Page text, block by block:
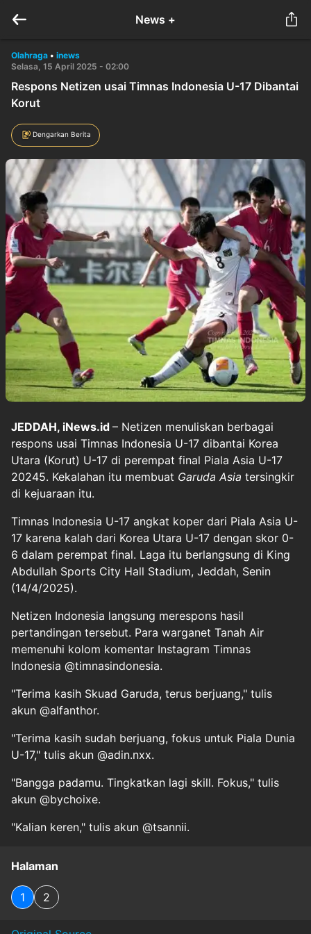
News +
Olahraga • inews
Selasa, 15 April 2025 - 02:00
Respons Netizen usai Timnas Indonesia U-17 Dibantai
Korut
Dengarkan Berita
JEDDAH, iNews.id – Netizen menuliskan berbagai
respons usai Timnas Indonesia U-17 dibantai Korea
Utara (Korut) U-17 di perempat final Piala Asia U-17
20245. Kekalahan itu membuat Garuda Asia tersingkir
di kejuaraan itu.
Timnas Indonesia U-17 angkat koper dari Piala Asia U-
17 karena kalah dari Korea Utara U-17 dengan skor 0-
6 dalam perempat final. Laga itu berlangsung di King
Abdullah Sports City Hall Stadium, Jeddah, Senin
(14/4/2025).
Netizen Indonesia langsung merespons hasil
pertandingan tersebut. Para warganet Tanah Air
memenuhi kolom komentar Instagram Timnas
Indonesia @timnasindonesia.
"Terima kasih Skuad Garuda, terus berjuang," tulis
akun @alfanthor.
"Terima kasih sudah berjuang, fokus untuk Piala Dunia
U-17," tulis akun @adin.nxx.
"Bangga padamu. Tingkatkan lagi skill. Fokus," tulis
akun @bychoixe.
"Kalian keren," tulis akun @tsannii.
Halaman
1 2